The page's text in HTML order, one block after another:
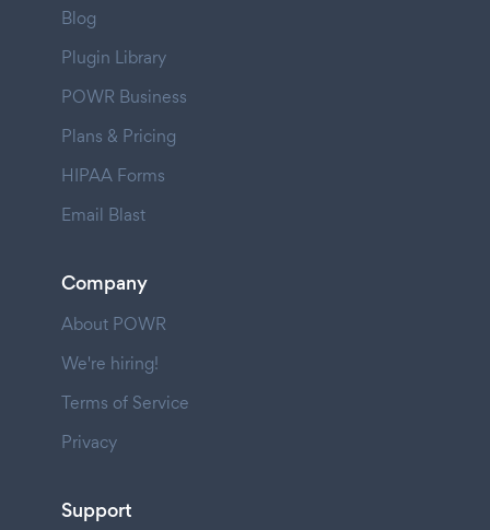
Blog
Plugin Library
POWR Business
Plans & Pricing
HIPAA Forms
Email Blast
Company
About POWR
We're hiring!
Terms of Service
Privacy
Support